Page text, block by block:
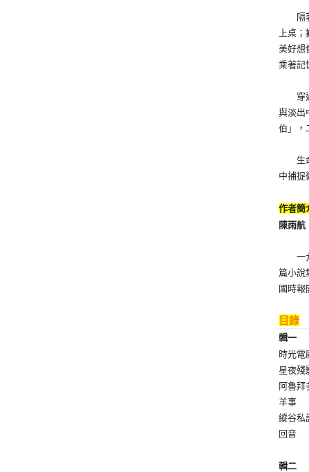
隔著
上桌
美好想
乘著記
穿過
與淡出
伯」，
生命
中捕捉
作者簡
陳雨航
一九
篇小說
國時報
目錄
輯一
時光電
星夜殘
阿魯拜
羊事
縱谷私
回音
輯二